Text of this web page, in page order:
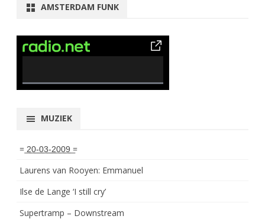
AMSTERDAM FUNK
0% Complete
MUZIEK
= ͟2͟0͟-͟0͟3͟-͟2͟0͟0͟9͟ =
Laurens van Rooyen: Emmanuel
Ilse de Lange ‘I still cry’
Supertramp – Downstream